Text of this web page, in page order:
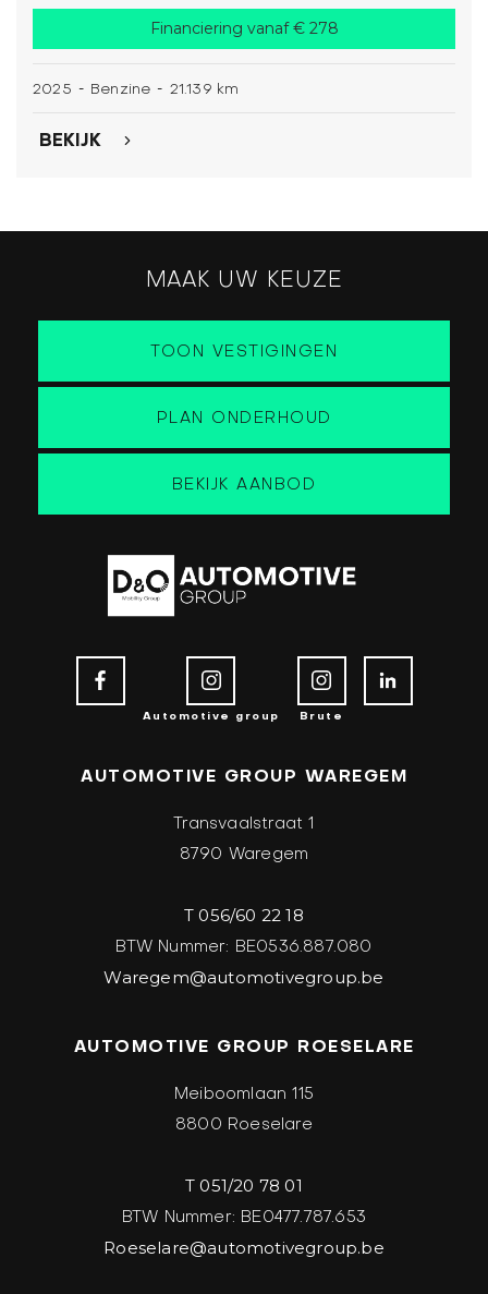
Financiering vanaf € 278
2025 - Benzine - 21.139 km
BEKIJK
MAAK UW KEUZE
TOON VESTIGINGEN
PLAN ONDERHOUD
BEKIJK AANBOD
Automotive group Brute
AUTOMOTIVE GROUP WAREGEM
Transvaalstraat 1
8790 Waregem
T 056/60 22 18
BTW Nummer: BE0536.887.080
Waregem@automotivegroup.be
AUTOMOTIVE GROUP ROESELARE
Meiboomlaan 115
8800 Roeselare
T 051/20 78 01
BTW Nummer: BE0477.787.653
Roeselare@automotivegroup.be